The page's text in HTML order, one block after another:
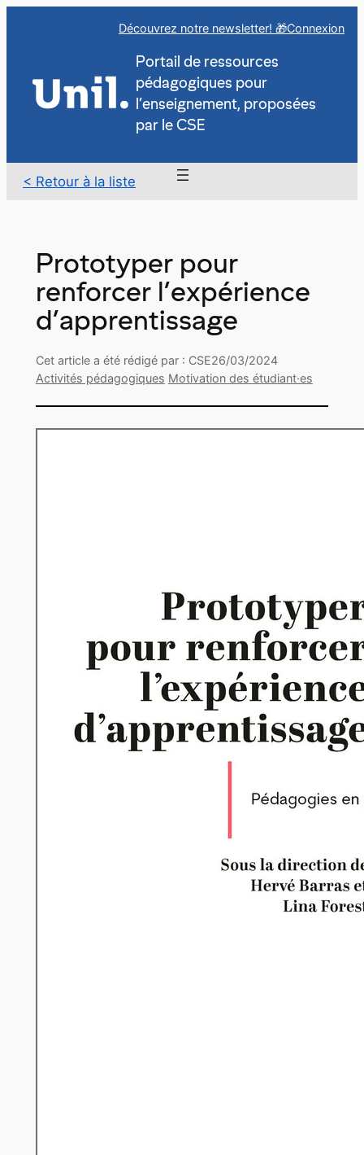
Découvrez notre newsletter! 🎁Connexion
Portail de ressources
pédagogiques pour
l’enseignement, proposées
par le CSE
< Retour à la liste
Prototyper pour
renforcer l’expérience
d’apprentissage
Cet article a été rédigé par : CSE26/03/2024
Activités pédagogiques Motivation des étudiant·es